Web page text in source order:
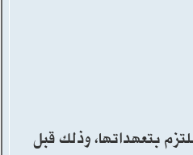
بتعهداتها، وذلك قبل